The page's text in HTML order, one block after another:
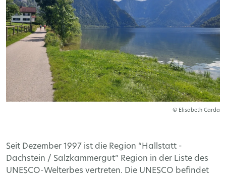
© Elisabeth Carda
Seit Dezember 1997 ist die Region “Hallstatt -
Dachstein / Salzkammergut” Region in der Liste des
UNESCO-Welterbes vertreten. Die UNESCO befindet